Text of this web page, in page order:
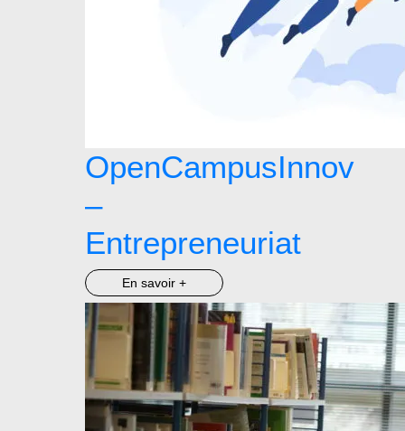
OpenCampusInnov
–
Entrepreneuriat
En savoir +